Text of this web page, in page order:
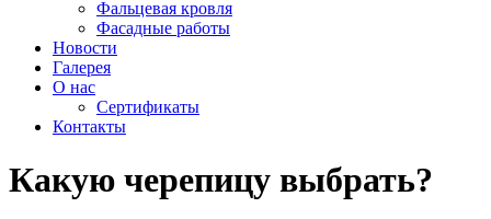
Фальцевая кровля
Фасадные работы
Новости
Галерея
О нас
Сертификаты
Контакты
Какую черепицу выбрать?